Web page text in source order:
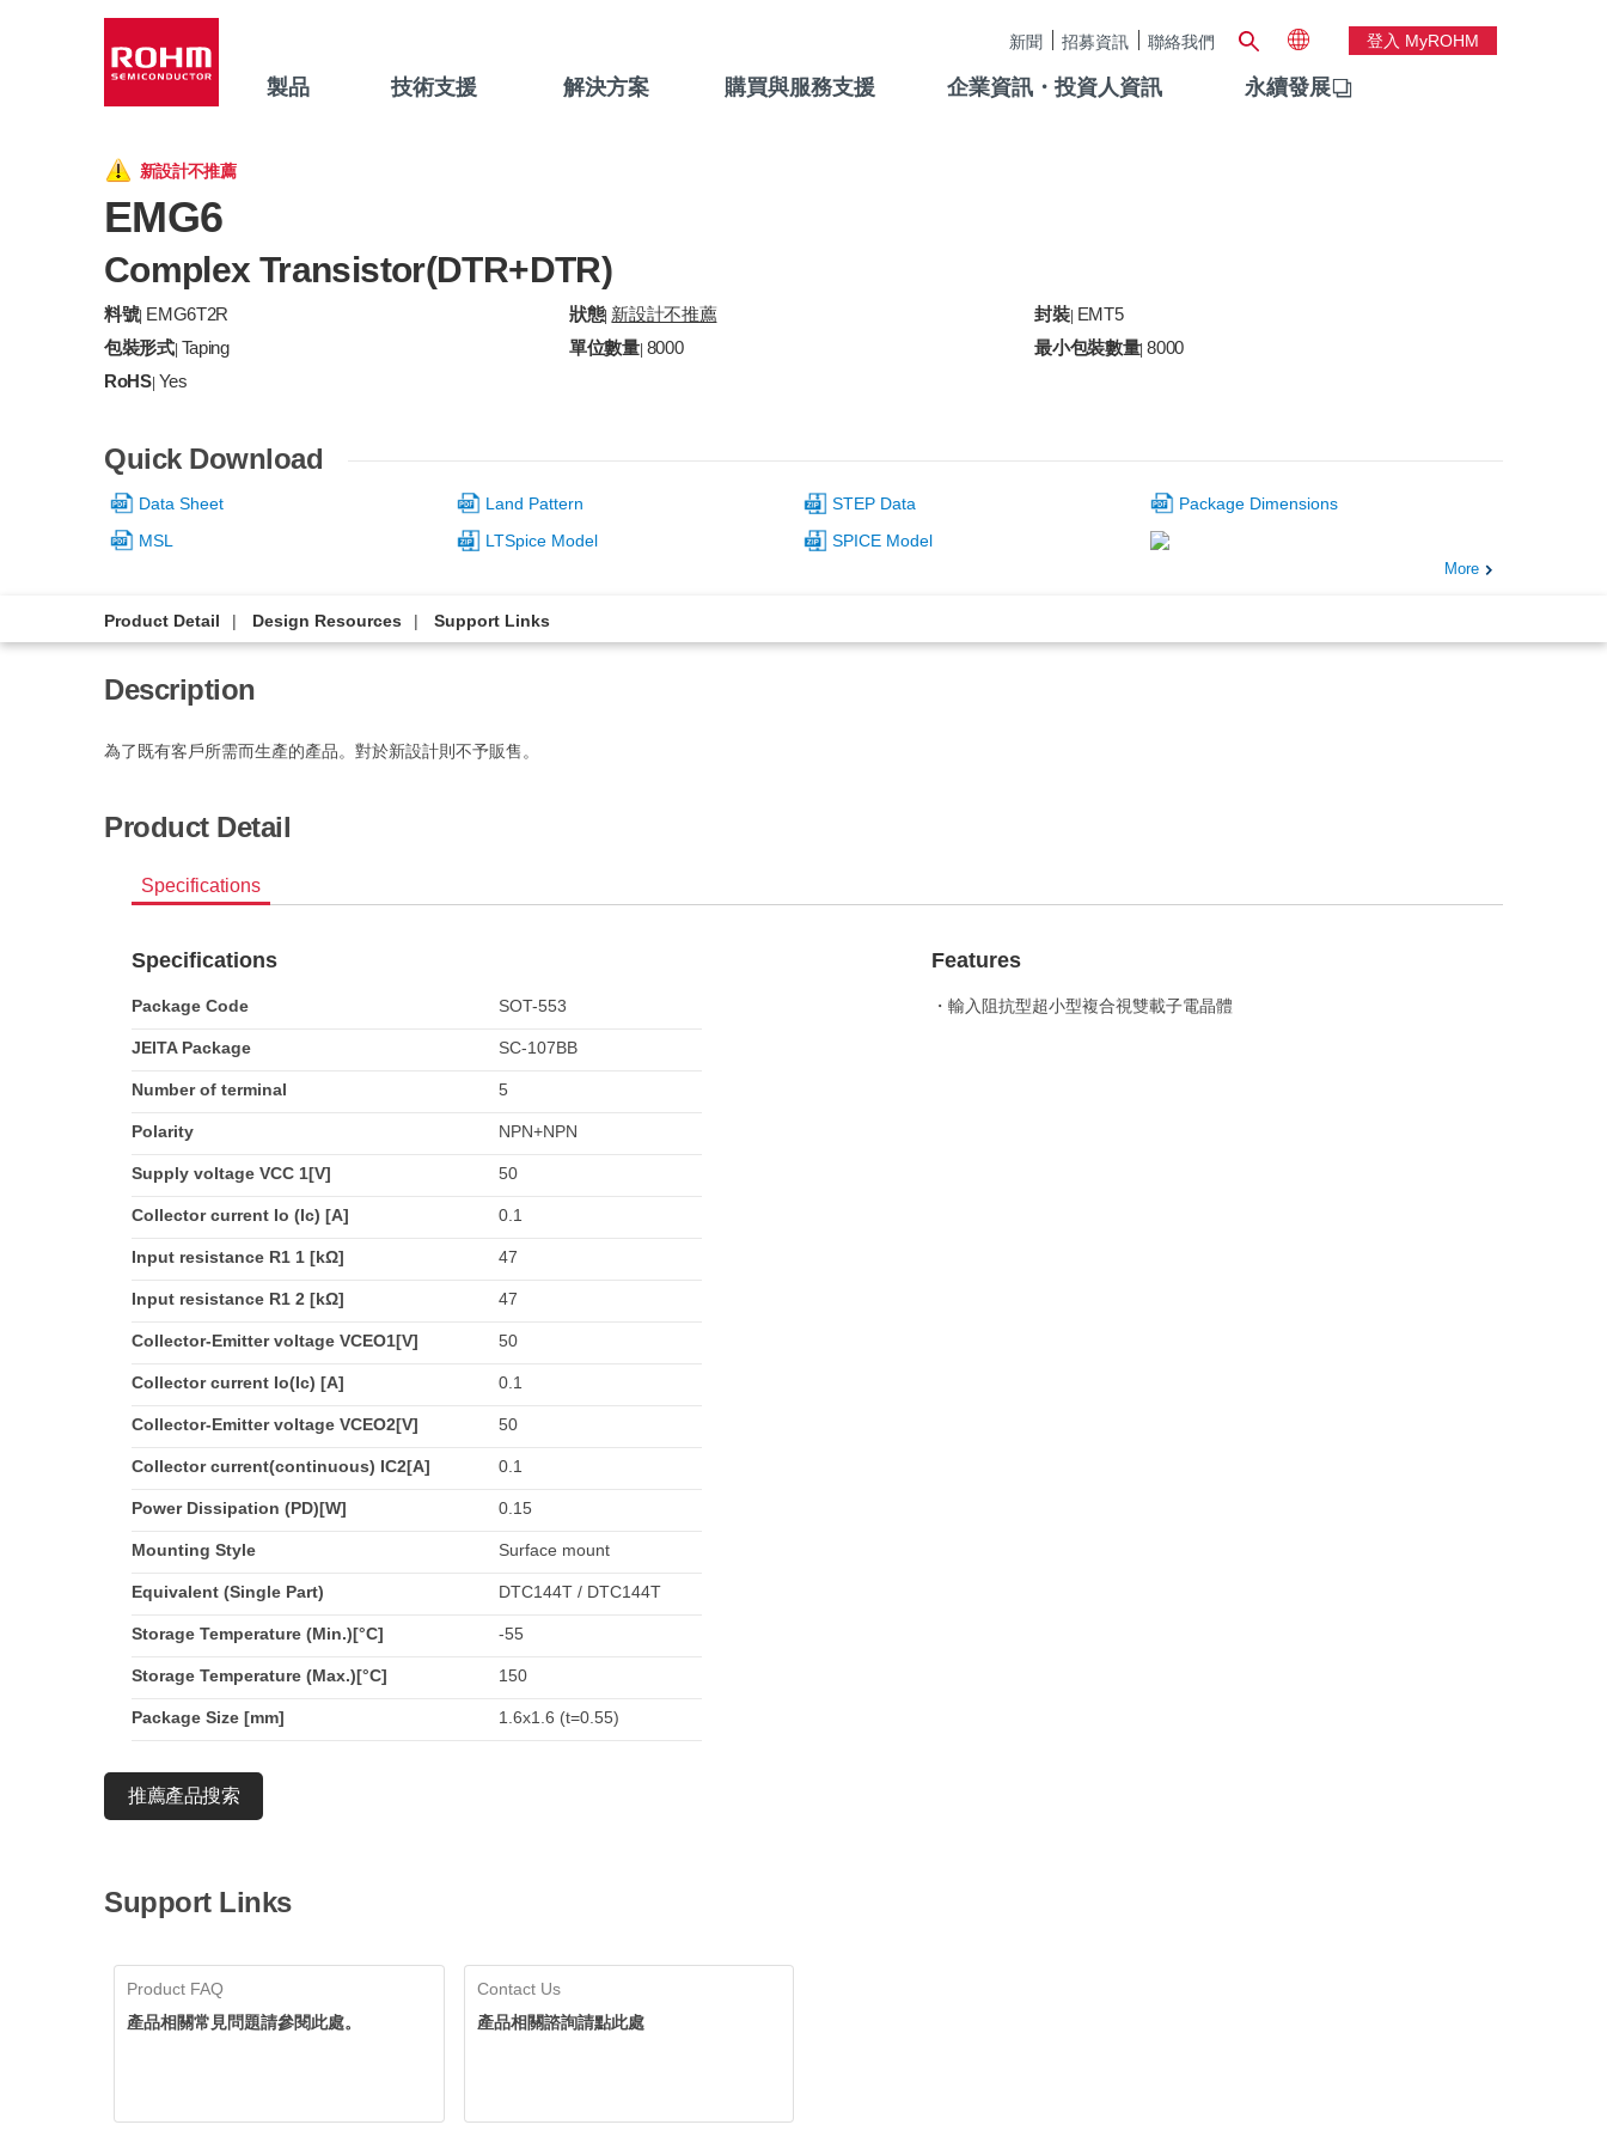
新聞 招募資訊 聯絡我們 登入 MyROHM
製品 技術支援 解決方案 購買與服務支援 企業資訊・投資人資訊 永續發展
新設計不推薦
EMG6
Complex Transistor(DTR+DTR)
料號| EMG6T2R 狀態| 新設計不推薦 封裝| EMT5
包裝形式| Taping 單位數量| 8000 最小包裝數量|8000
RoHS| Yes
Quick Download
Data Sheet Land Pattern STEP Data
Package Dimensions
MSL
LTSpice Model SPICE Model
More
Product Detail Design Resources Support Links
Description
為了既有客戶所需而生產的產品。對於新設計則不予販售。
Product Detail
Specifications
Specifications
Package Code SOT-553
JEITA Package SC-107BB
Number of terminal 5
Polarity NPN+NPN
Supply voltage VCC 1[V] 50
Collector current Io (Ic) [A] 0.1
Input resistance R1 1 [kΩ] 47
Input resistance R1 2 [kΩ] 47
Collector-Emitter voltage VCEO1[V] 50
Collector current Io(Ic) [A] 0.1
Collector-Emitter voltage VCEO2[V] 50
Collector current(continuous) IC2[A] 0.1
Power Dissipation (PD)[W] 0.15
Mounting Style Surface mount
Equivalent (Single Part) DTC144T / DTC144T
Storage Temperature (Min.)[°C] -55
Storage Temperature (Max.)[°C] 150
Package Size [mm] 1.6x1.6 (t=0.55)
Features
・輸入阻抗型超小型複合視雙載子電晶體
推薦產品搜索
Support Links
Product FAQ
產品相關常見問題請參閱此處。
Contact Us
產品相關諮詢請點此處